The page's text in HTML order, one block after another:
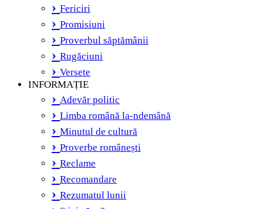
Fericiri
Promisiuni
Proverbul săptămânii
Rugăciuni
Versete
INFORMAȚIE
Adevăr politic
Limba română la-ndemână
Minutul de cultură
Proverbe românești
Reclame
Recomandare
Rezumatul lunii